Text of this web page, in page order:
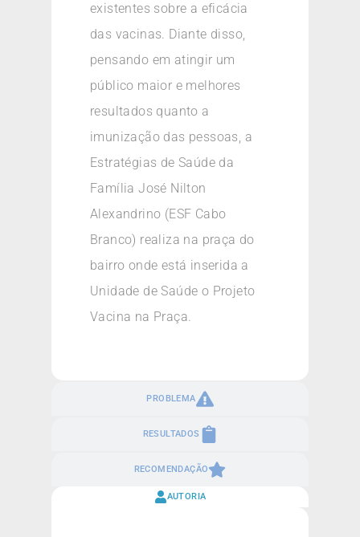
PROBLEMA
RESULTADOS
RECOMENDAÇÃO
existentes sobre a eficácia
das vacinas. Diante disso,
pensando em atingir um
público maior e melhores
resultados quanto a
imunização das pessoas, a
Estratégias de Saúde da
Família José Nilton
Alexandrino (ESF Cabo
Branco) realiza na praça do
bairro onde está inserida a
Unidade de Saúde o Projeto
Vacina na Praça.
AUTORIA